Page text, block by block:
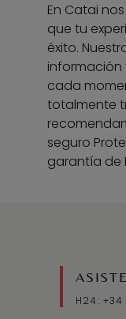
En Catai
que tu
éxito.
información
cada
totalmente
seguro
garantía de
H24: +34